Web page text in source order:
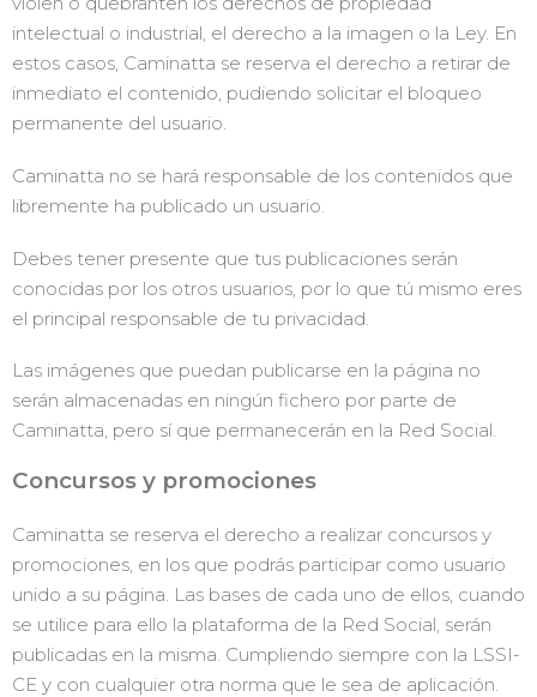
intelectual o industrial, el derecho a la imagen o la Ley. En
estos casos, Caminatta se reserva el derecho a retirar de
inmediato el contenido, pudiendo solicitar el bloqueo
permanente del usuario.
Caminatta no se hará responsable de los contenidos que
libremente ha publicado un usuario.
Debes tener presente que tus publicaciones serán
conocidas por los otros usuarios, por lo que tú mismo eres
el principal responsable de tu privacidad.
Las imágenes que puedan publicarse en la página no
serán almacenadas en ningún fichero por parte de
Caminatta, pero sí que permanecerán en la Red Social.
Concursos y promociones
Caminatta se reserva el derecho a realizar concursos y
promociones, en los que podrás participar como usuario
unido a su página. Las bases de cada uno de ellos, cuando
se utilice para ello la plataforma de la Red Social, serán
publicadas en la misma. Cumpliendo siempre con la LSSI-
CE y con cualquier otra norma que le sea de aplicación.